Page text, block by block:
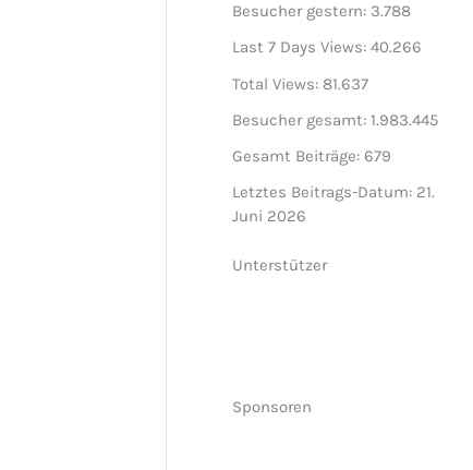
Besucher gestern: 3.788
Last 7 Days Views:40.266
Total Views: 81.637
Besucher gesamt:1.983.445
Gesamt Beiträge:679
Letztes Beitrags-Datum: 21.
Juni 2026
Unterstützer
Sponsoren